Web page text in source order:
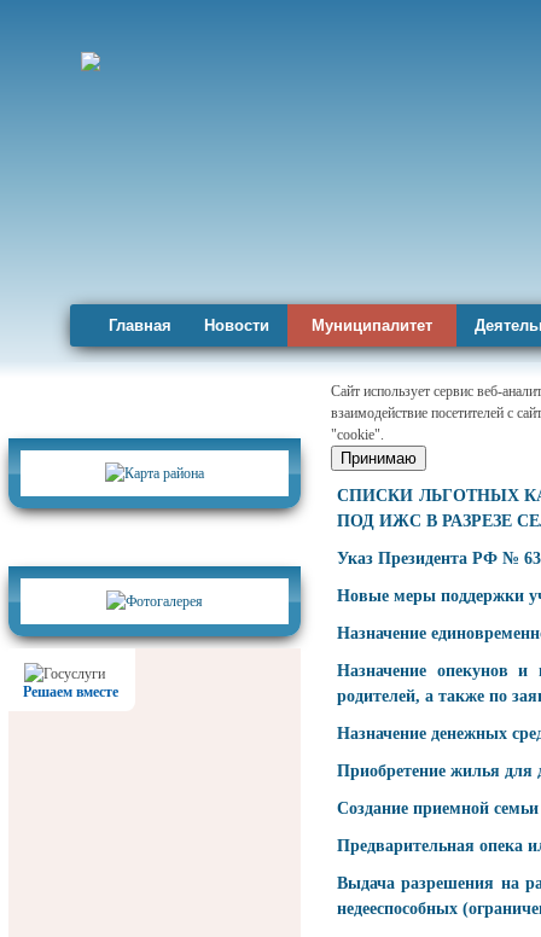
Главная Новости Муниципалитет
Решаем вместе
Сайт использует сервис веб-
взаимодействие посетителей с
"cookie".
Принимаю
СПИСКИ ЛЬГОТНЫХ
ПОД ИЖС В РАЗРЕЗЕ
Указ Президента РФ № 63
Новые меры поддержки
Назначение
Назначение опекунов и
родителей, а также по
Назначение денежных
Приобретение жилья для
Создание приемной семьи
Предварительная опека
Выдача разрешения на
недееспособных